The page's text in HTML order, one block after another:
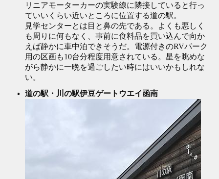
リニアモーターカーの実験線に隣接していると行っ
ていいくらい近いところに位置する道の駅。
見学センターとは目と鼻の先である。よくも悪しく
も周りに何もなく、事前に食料品を買い込んで向か
えば静かに車中泊できそうだ。電源付きのRVパーク
用の区画も10台分程度用意されている。星を眺めな
がら静かに一晩を過ごしたい時にはいいかもしれな
い。
道の駅・川の駅伊豆ゲートウエイ函南